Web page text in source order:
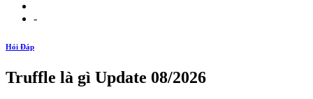
-
Hỏi Đáp
Truffle là gì Update 08/2026